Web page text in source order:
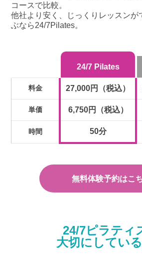
コースで比較。
他社より安く、じっくりレッスンが
ぶなら24/7Pilates。
24/7 Pilates
料金 27,000円（税込）
単価 6,750円（税込）
時間 50分
無料体験予約はこ
24/7ピラティ
大切にしてい